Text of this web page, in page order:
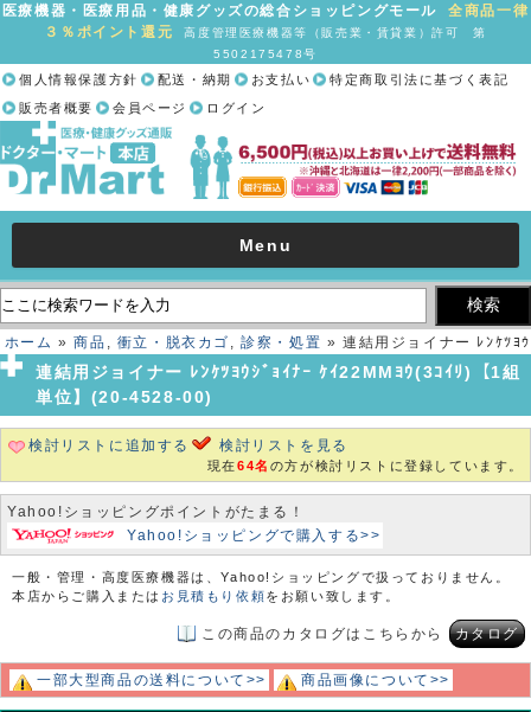
医療機器・医療用品・健康グッズの総合ショッピングモール全商品一律
３％ポイント還元
高度管理医療機器等（販売業・賃貸業）許可 第
5502175478号
個人情報保護方針 配送・納期 お支払い
特定商取引法に基づく表記
販売者概要
会員ページ ログイン
Menu
ホーム »商品 , 衝立・脱衣カゴ ,診察・処置 » 連結用ジョイナー ﾚﾝｹﾂﾖｳ
ｼﾞｮｲﾅｰ ｹｲ22MMﾖｳ(3ｺｲﾘ)【1組単位】(20-4528-00)
連結用ジョイナー ﾚﾝｹﾂﾖｳｼﾞｮｲﾅｰ ｹｲ22MMﾖｳ(3ｺｲﾘ)【1組
単位】(20-4528-00)
検討リストに追加する 検討リストを見る
現在64名 の方が検討リストに登録しています。
Yahoo!ショッピングポイントがたまる！
Yahoo!ショッピングで購入する>>
一般・管理・高度医療機器は、Yahoo!ショッピングで扱っておりません。
本店からご購入または お見積もり依頼をお願い致します。
この商品のカタログはこちらから カタログ
一部大型商品の送料について>> 商品画像について>>